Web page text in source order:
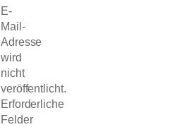
E-
Mail-
Adresse
wird
nicht
veröffentlicht.
Erforderliche
Felder